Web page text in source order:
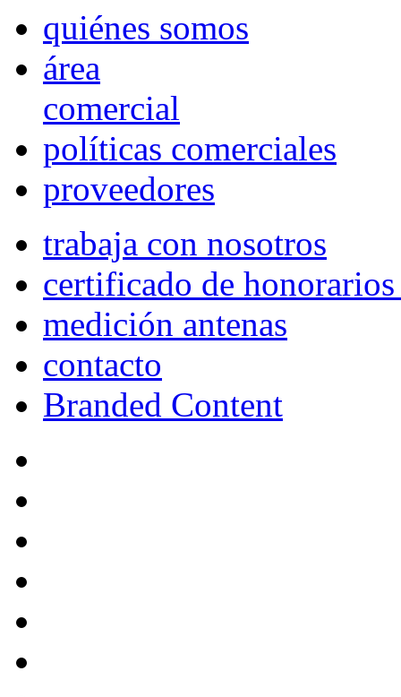
quiénes somos
área
comercial
políticas comerciales
proveedores
trabaja con nosotros
certificado de
medición antenas
contacto
Branded Content